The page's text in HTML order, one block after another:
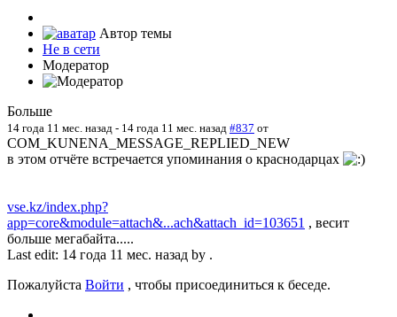
Автор темы
Не в сети
Модератор
Больше
14 года 11 мес. назад - 14 года 11 мес. назад #837 от
COM_KUNENA_MESSAGE_REPLIED_NEW
в этом отчёте встречается упоминания о краснодарцах
vse.kz/index.php?
app=core&module=attach&...ach&attach_id=103651 , весит
больше мегабайта.....
Last edit: 14 года 11 мес. назад by .
Пожалуйста Войти , чтобы присоединиться к беседе.